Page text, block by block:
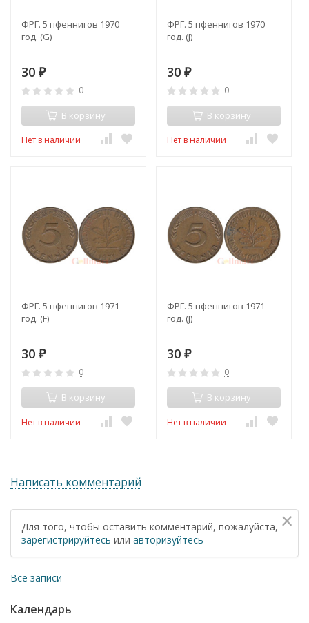
ФРГ. 5 пфеннигов 1970
год. (G)
30 ₽
0
В корзину
Нет в наличии
ФРГ. 5 пфеннигов 1970
год. (J)
30 ₽
0
В корзину
Нет в наличии
ФРГ. 5 пфеннигов 1971
год. (F)
30 ₽
0
В корзину
Нет в наличии
ФРГ. 5 пфеннигов 1971
год. (J)
30 ₽
0
В корзину
Нет в наличии
Написать комментарий
×
Для того, чтобы оставить комментарий, пожалуйста,
зарегистрируйтесь или авторизуйтесь
Все записи
Календарь